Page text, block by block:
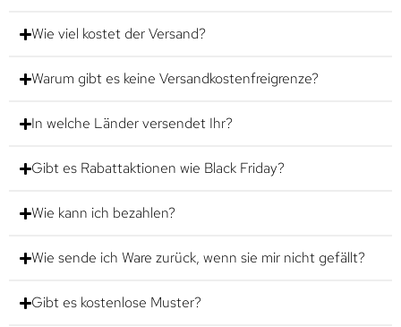
Wie viel kostet der Versand?
Warum gibt es keine Versandkostenfreigrenze?
In welche Länder versendet Ihr?
Gibt es Rabattaktionen wie Black Friday?
Wie kann ich bezahlen?
Wie sende ich Ware zurück, wenn sie mir nicht gefällt?
Gibt es kostenlose Muster?